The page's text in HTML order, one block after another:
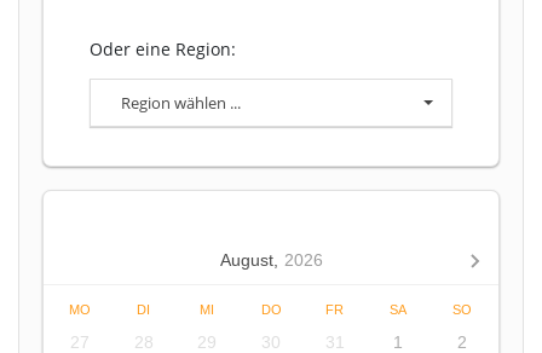
Oder eine Region:
Region wählen ...
August, 2026
MO DI MI DO FR SA SO
27 28 29 30 31 1
2